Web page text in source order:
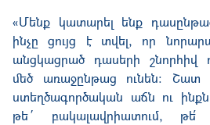
«Մենք կատարել ենք
ինչը ցույց է տվել, որ
անցկացրած դասերի շնորհիվ
մեծ առաջընթաց ունեն։ Շատ
ստեղծագործական աճն ու
թե´ բակալավրիատում, թե՛